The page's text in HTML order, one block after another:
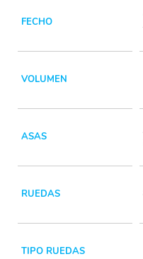
FECHO
VOLUMEN
ASAS
RUEDAS
TIPO RUEDAS